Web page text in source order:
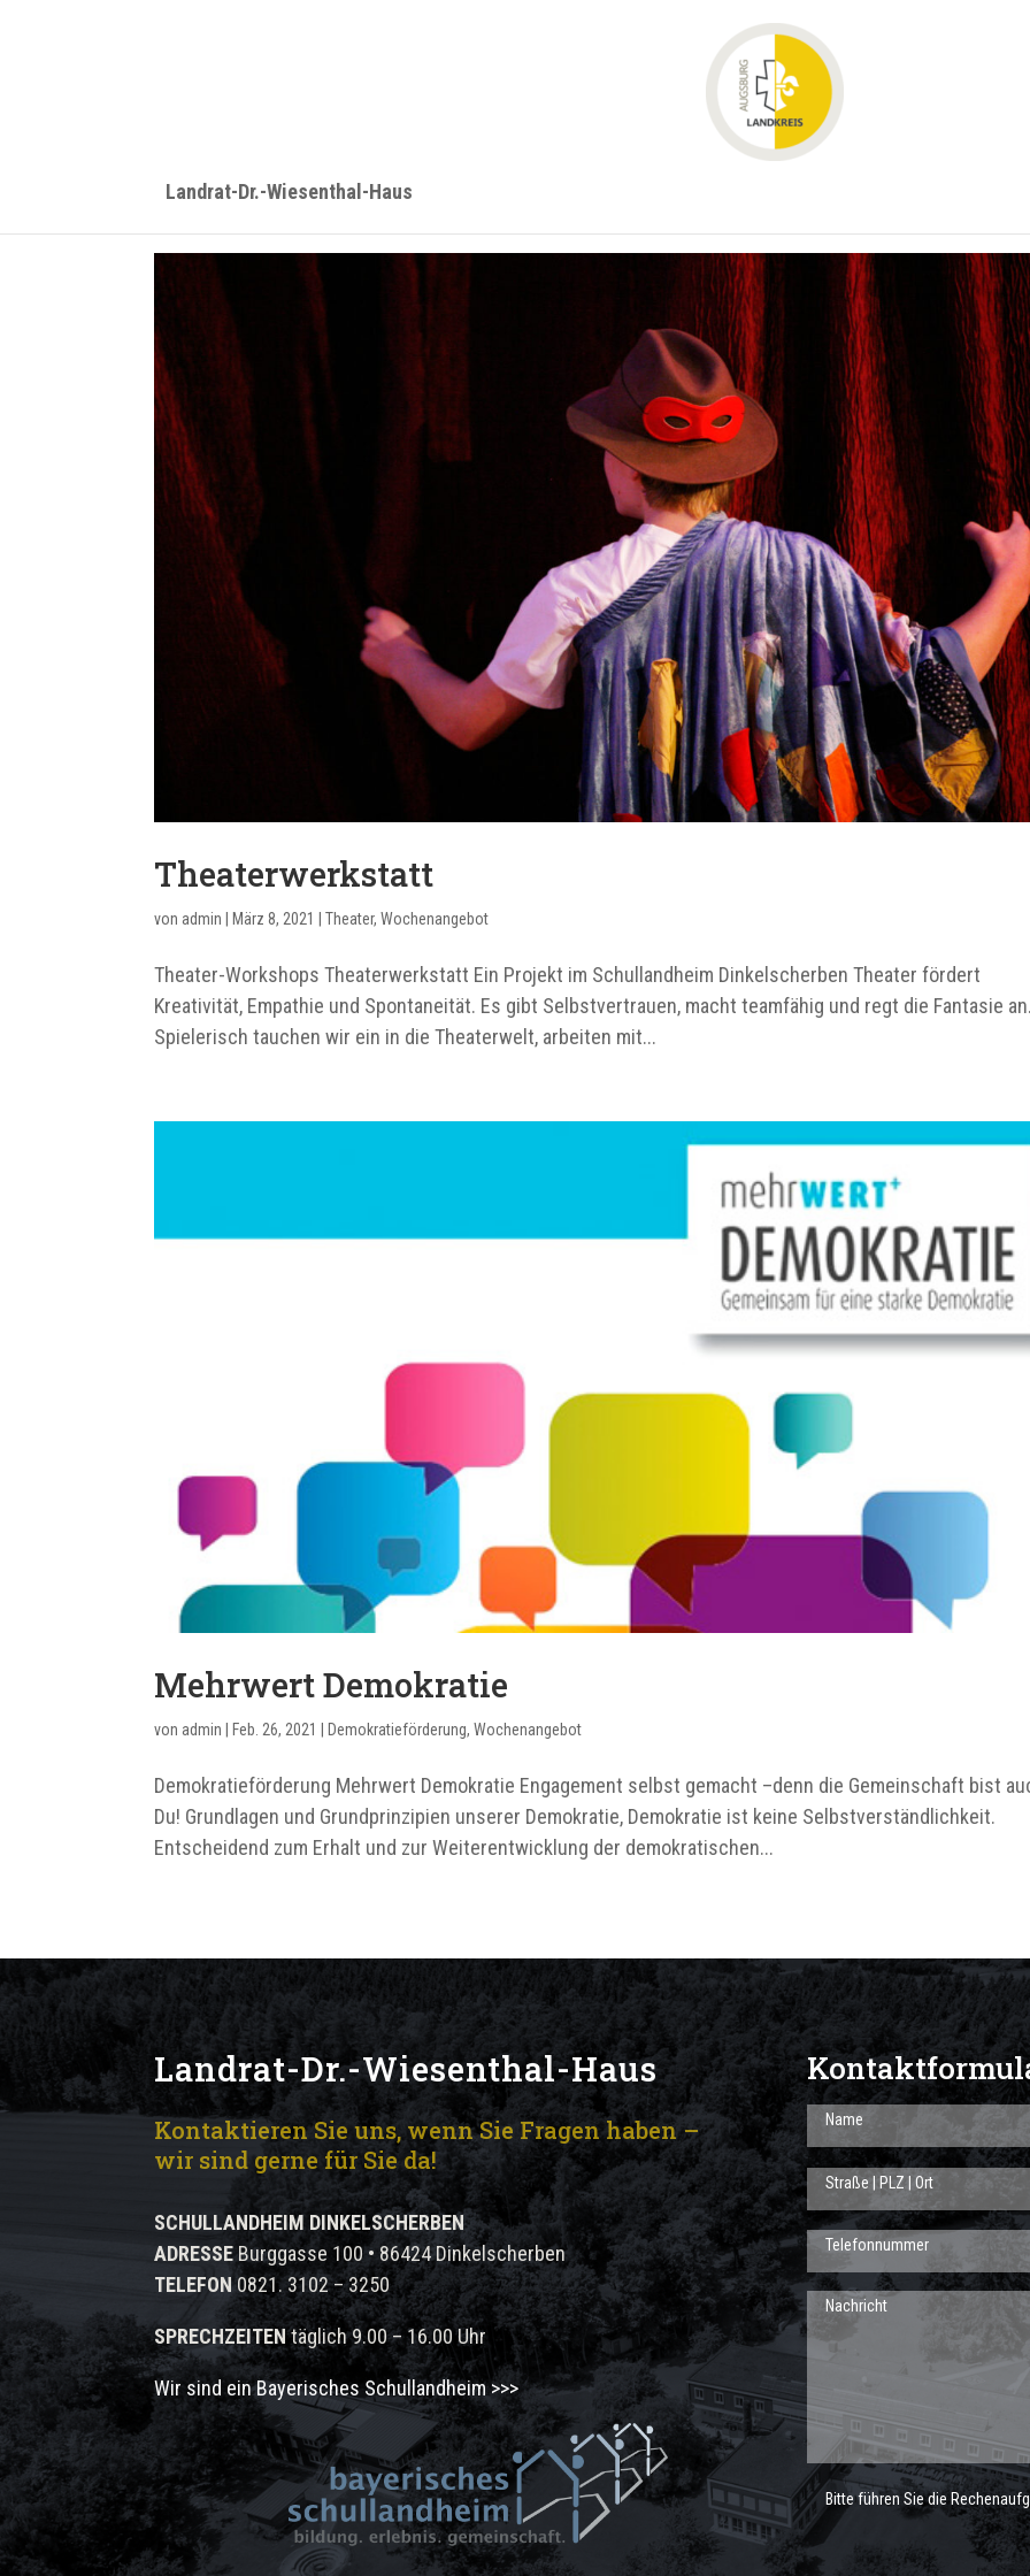
Landrat-Dr.-Wiesenthal-Haus
Theaterwerkstatt
von admin März 8, 2021 |Theater,Wochenangebot
Theater-Workshops Theaterwerkstatt Ein Projekt im Schullandheim Dinkelscherben Theater fördert
Kreativität, Empathie und Spontaneität. Es gibt Selbstvertrauen, macht teamfähig und regt die Fantasie
Spielerisch tauchen wir ein in die Theaterwelt, arbeiten mit...
Mehrwert Demokratie
von admin Feb. 26, 2021 Demokratieförderung,Wochenangebot
Demokratieförderung Mehrwert Demokratie Engagement selbst gemacht –denn die Gemeinschaft bist
Du! Grundlagen und Grundprinzipien unserer Demokratie, Demokratie ist keine Selbstverständlichkeit.
Entscheidend zum Erhalt und zur Weiterentwicklung der demokratischen...
Landrat-Dr.-Wiesenthal-Haus
Kontaktieren Sie uns, wenn Sie Fragen haben –
wir sind gerne für Sie da!
SCHULLANDHEIM DINKELSCHERBEN
ADRESSEBurggasse 100 • 86424 Dinkelscherben
TELEFON0821. 3102 – 3250
SPRECHZEITENtäglich 9.00 – 16.00 Uhr
Wir sind ein Bayerisches Schullandheim >>>